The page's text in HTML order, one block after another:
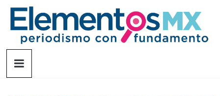
Saltar
contenido
Elementosmx